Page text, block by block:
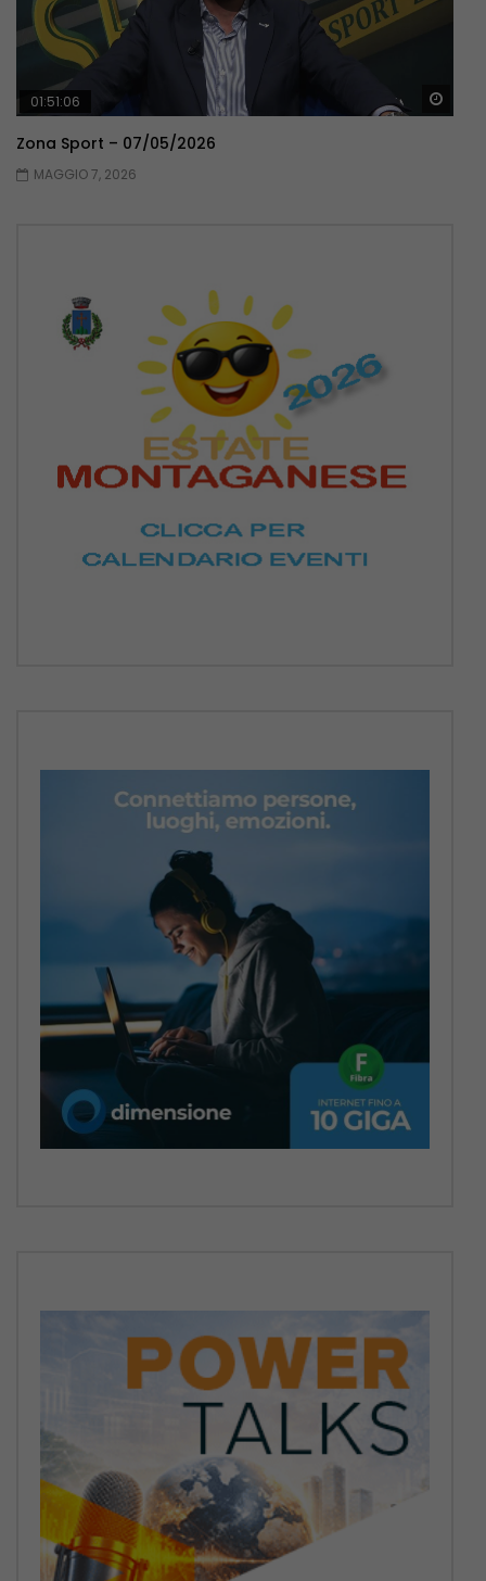
01:51:06
Zona Sport – 07/05/2026
MAGGIO 7, 2026